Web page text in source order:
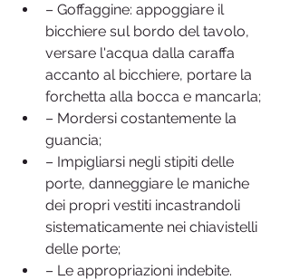
– Goffaggine: appoggiare il
bicchiere sul bordo del tavolo,
versare l'acqua dalla caraffa
accanto al bicchiere, portare la
forchetta alla bocca e mancarla;
– Mordersi costantemente la
guancia;
– Impigliarsi negli stipiti delle
porte, danneggiare le maniche
dei propri vestiti incastrandoli
sistematicamente nei chiavistelli
delle porte;
– Le appropriazioni indebite.